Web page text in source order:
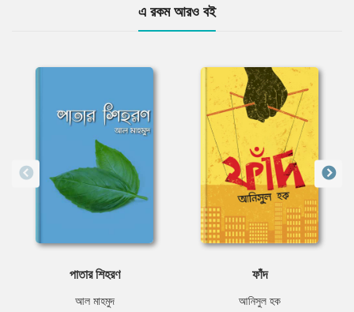
এ রকম আরও বই
পাতার শিহরণ
আল মাহমুদ
ফাঁদ
আনিসুল হক